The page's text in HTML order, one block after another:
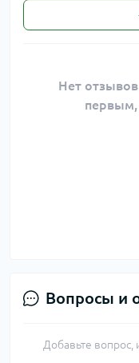
Нет
первым,
Вопросы и
Добавьте